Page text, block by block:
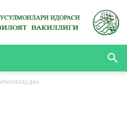
Имомлардан